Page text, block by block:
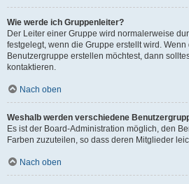
Wie werde ich Gruppenleiter?
Der Leiter einer Gruppe wird normalerweise
festgelegt, wenn die Gruppe erstellt wird.
Benutzergruppe erstellen möchtest, dann
kontaktieren.
Nach oben
Weshalb werden verschiedene
Es ist der Board-Administration möglich, den
Farben zuzuteilen, so dass deren Mitglieder
Nach oben